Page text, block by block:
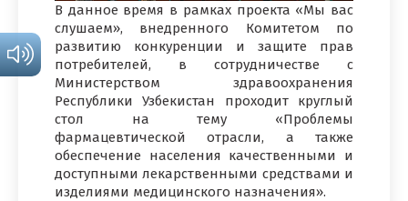
В данное время в рамках проекта «Мы вас
слушаем», внедренного Комитетом по
развитию конкуренции и защите прав
потребителей, в сотрудничестве с
Министерством здравоохранения
Республики Узбекистан проходит круглый
стол на тему «Проблемы
фармацевтической отрасли, а также
обеспечение населения качественными и
доступными лекарственными средствами и
изделиями медицинского назначения».